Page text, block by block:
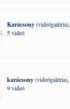
Karácsony(videógaléria),
5 videó
karácsony(videógaléria),
9 videó